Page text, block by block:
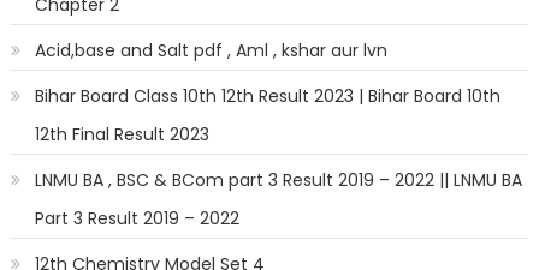
Acid,base and Salt pdf , Aml , kshar aur lvn
Bihar Board Class 10th 12th Result 2023 | Bihar Board 10th
12th Final Result 2023
LNMU BA , BSC & BCom part 3 Result 2019 – 2022 || LNMU BA
Part 3 Result 2019 – 2022
12th Chemistry Model Set 4